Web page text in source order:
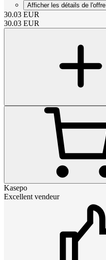
Afficher les détails de l'offre
30.03 EUR
30.03 EUR
Kasepo
Excellent vendeur